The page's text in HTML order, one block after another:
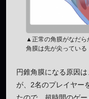
▲正常の角膜がなだら
角膜は先が尖っている
円錐角膜になる原因
が、2名のプレイヤー